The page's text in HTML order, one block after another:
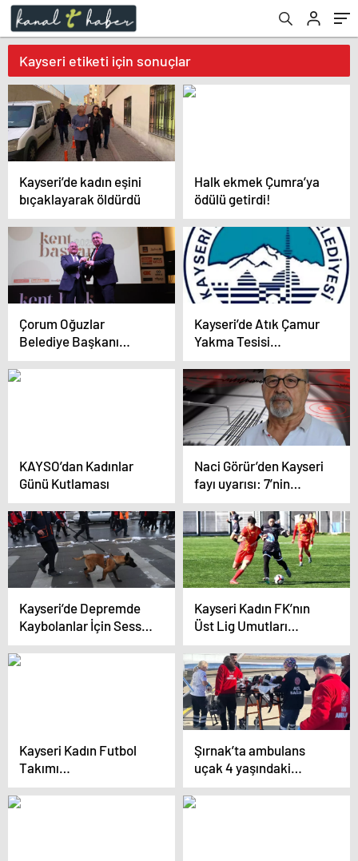
Kayseri etiketi için sonuçlar
Kayseri’de kadın eşini
bıçaklayarak öldürdü
Halk ekmek Çumra’ya
ödülü getirdi!
Çorum Oğuzlar
Belediye Başkanı
Cebeci, Kayseri’de
Gelecek Projelerini
Kayseri’de Atık Çamur
Yakma Tesisi
Kurulacak
KAYSO’dan Kadınlar
Günü Kutlaması
Naci Görür’den Kayseri
fayı uyarısı: 7’nin
üzerinde deprem üretir
Kayseri’de Depremde
Kaybolanlar İçin Sessiz
Yürüyüş
Kayseri Kadın FK’nın
Üst Lig Umutları
Tükendi
Kayseri Kadın Futbol
Takımı
Yüksekovaspor’a
Yenildi
Şırnak’ta ambulans
uçak 4 yaşındaki
çocuk için havalandı